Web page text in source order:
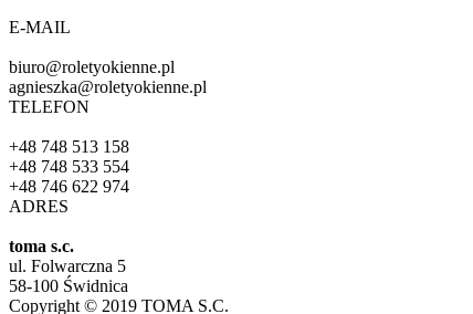
E-MAIL
biuro@roletyokienne.pl
agnieszka@roletyokienne.pl
TELEFON
+48 748 513 158
+48 748 533 554
+48 746 622 974
ADRES
toma s.c.
ul. Folwarczna 5
58-100 Świdnica
Copyright © 2019 TOMA S.C.